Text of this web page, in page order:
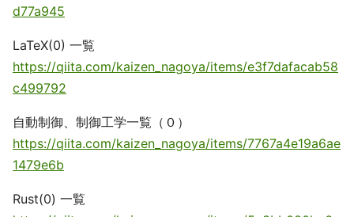
d77a945
LaTeX(0) 一覧
https://qiita.com/kaizen_nagoya/items/e3f7dafacab58
c499792
自動制御、制御工学一覧（０）
https://qiita.com/kaizen_nagoya/items/7767a4e19a6ae
1479e6b
Rust(0) 一覧